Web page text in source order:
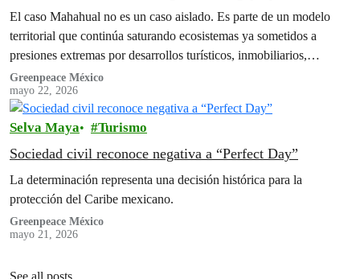
El caso Mahahual no es un caso aislado. Es parte de un modelo
territorial que continúa saturando ecosistemas ya sometidos a
presiones extremas por desarrollos turísticos, inmobiliarios,
extractivos y de infraestructura. Pero antes de que las empresas
desistan de seguir con megaproyectos destructivos, como lo hizo
Royal Caribbean con su proyecto Perfect Day, es necesario…
Greenpeace México
mayo 22, 2026
Selva Maya Turismo
Sociedad civil reconoce negativa a “Perfect Day”
La determinación representa una decisión histórica para la
protección del Caribe mexicano.
Greenpeace México
mayo 21, 2026
See all posts